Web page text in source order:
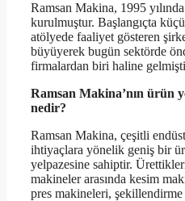
Ramsan Makina, 1995 yılında
kurulmuştur. Başlangıçta
atölyede faaliyet gösteren
büyüyerek bugün sektörde
firmalardan biri haline
Ramsan Makina’nın ürün
nedir?
Ramsan Makina, çeşitli
ihtiyaçlara yönelik geniş bir
yelpazesine sahiptir.
makineler arasında kesim
pres makineleri, şekillendirme